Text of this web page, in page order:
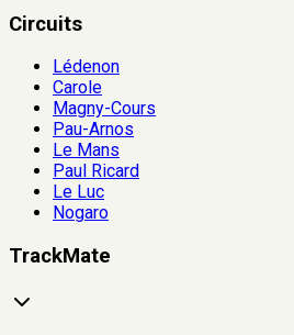
Circuits
Lédenon
Carole
Magny-Cours
Pau-Arnos
Le Mans
Paul Ricard
Le Luc
Nogaro
TrackMate